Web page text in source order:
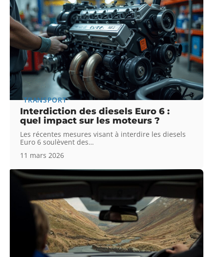
TRANSPORT
Interdiction des diesels Euro 6 :
quel impact sur les moteurs ?
Les récentes mesures visant à interdire les diesels
Euro 6 soulèvent des…
11 mars 2026